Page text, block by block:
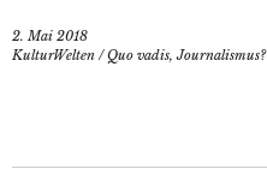
2. Mai 2018
KulturWelten /Quo vadis, Journalismus?